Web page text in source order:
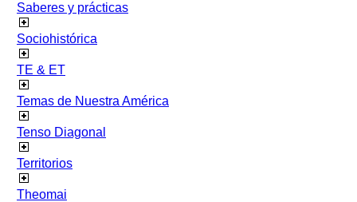
Saberes y prácticas
Sociohistórica
TE & ET
Temas de Nuestra América
Tenso Diagonal
Territorios
Theomai